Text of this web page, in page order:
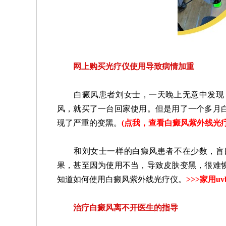
网上购买光疗仪使用导致病情加重
白癜风患者刘女士，一天晚上无意中发现
风，就买了一台回家使用。但是用了一个多
现了严重的变黑。 (点我，查看白癜风紫外线光
和刘女士一样的白癜风患者不在少数，盲
果，甚至因为使用不当，导致皮肤变黑，很
知道如何使用白癜风紫外线光疗仪。 >>>家用
治疗白癜风离不开医生的指导